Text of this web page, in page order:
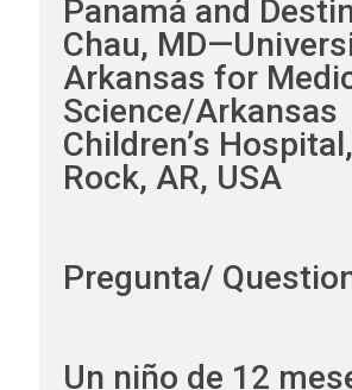
Panamá and
Chau,
Arkansas for
Science/Arkansas
Children’s
Rock, AR, USA
Pregunta/
Un niño de 12